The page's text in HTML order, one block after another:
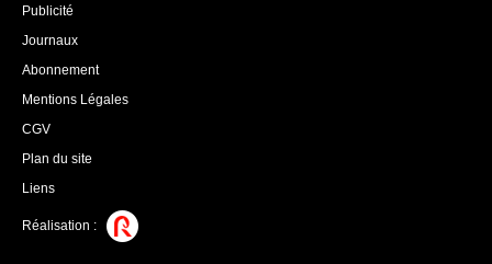
Publicité
Journaux
Abonnement
Mentions Légales
CGV
Plan du site
Liens
Réalisation :